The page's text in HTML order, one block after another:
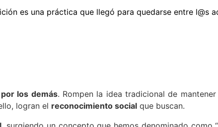
es una práctica que llegó para quedarse entre l@s
los demás. Rompen la idea tradicional de
logran el reconocimiento social que buscan.